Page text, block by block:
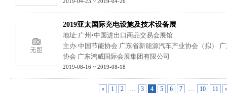
2019亚太国际充电设施及技术设备展
地址:广州•中国进出口商品交易会展馆
主办:中国节能协会 广东省新能源汽车产业协会（拟）
协会 广东鸿威国际会展集团有限公司
2019-08-16 ~ 2019-08-18
« 1 2 … 3 4 5 6 7 … 10 11